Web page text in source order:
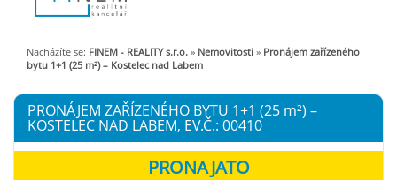
Nacházíte se: FINEM - REALITY s.r.o. » Nemovitosti » Pronájem zařízeného
bytu 1+1 (25 m²) – Kostelec nad Labem
PRONÁJEM ZAŘÍZENÉHO BYTU 1+1 (25 m²) –
KOSTELEC NAD LABEM, EV.Č.: 00410